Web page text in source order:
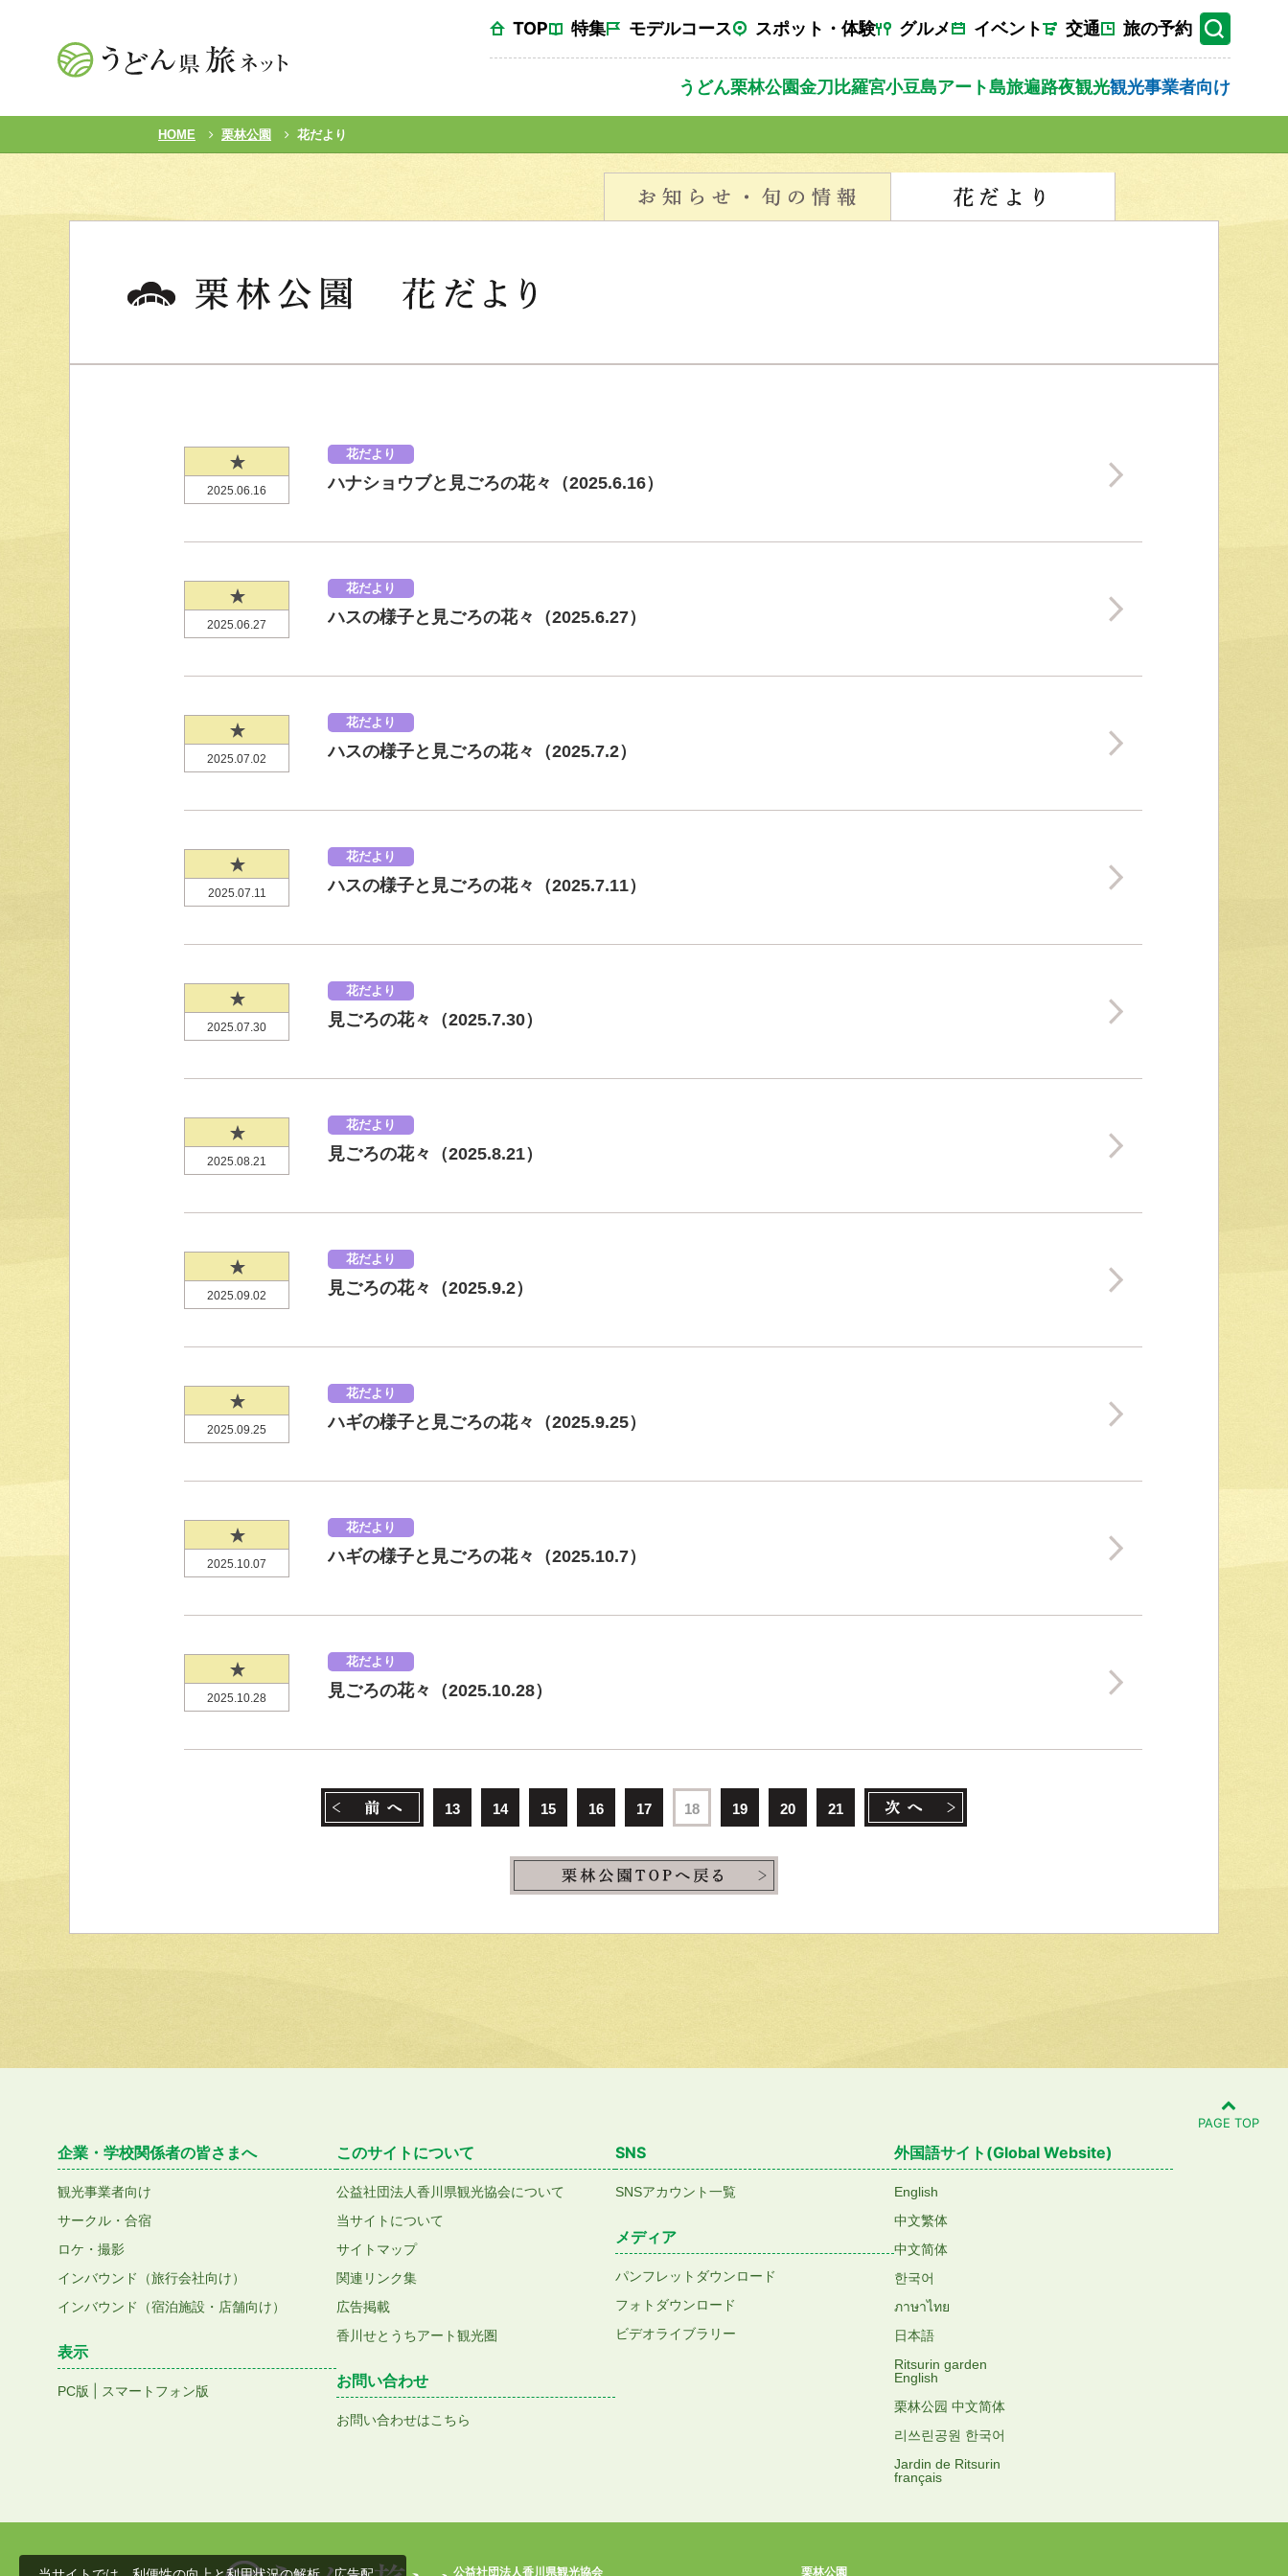
TOP 特集 モデルコース スポット・体験 グルメ イベント 交通 旅の予約
うどん栗林公園金刀比羅宮小豆島アート島旅遍路夜観光観光事業者向け
HOME 栗林公園 花だより
2025.06.16
花だより
ハナショウブと見ごろの花々（2025.6.16）
2025.06.27
花だより
ハスの様子と見ごろの花々（2025.6.27）
2025.07.02
花だより
ハスの様子と見ごろの花々（2025.7.2）
2025.07.11
花だより
ハスの様子と見ごろの花々（2025.7.11）
2025.07.30
花だより
見ごろの花々（2025.7.30）
2025.08.21
花だより
見ごろの花々（2025.8.21）
2025.09.02
花だより
見ごろの花々（2025.9.2）
2025.09.25
花だより
ハギの様子と見ごろの花々（2025.9.25）
2025.10.07
花だより
ハギの様子と見ごろの花々（2025.10.7）
2025.10.28
花だより
見ごろの花々（2025.10.28）
13 14 15 16 17 18 19 20 21
PAGE TOP
企業・学校関係者の皆さまへ
観光事業者向け
サークル・合宿
ロケ・撮影
インバウンド（旅行会社向け）
インバウンド（宿泊施設・店舗向け）
表示
PC版 スマートフォン版
このサイトについて
公益社団法人香川県観光協会について
当サイトについて
サイトマップ
関連リンク集
広告掲載
香川せとうちアート観光圏
お問い合わせ
お問い合わせはこちら
SNS
SNSアカウント一覧
メディア
パンフレットダウンロード
フォトダウンロード
ビデオライブラリー
外国語サイト(Global Website)
English
中文繁体
中文简体
한국어
ภาษาไทย
日本語
Ritsurin garden
English
栗林公园 中文简体
리쓰린공원 한국어
Jardin de Ritsurin
français
公益社団法人香川県観光協会 栗林公園